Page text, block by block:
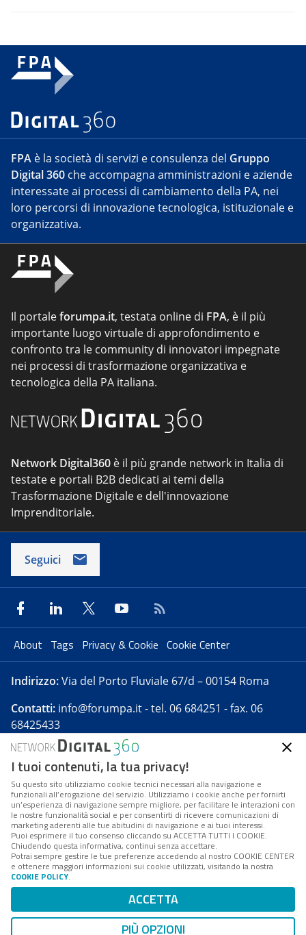
FPA è la società di servizi e consulenza del Gruppo
Digital 360 che accompagna amministrazioni e aziende
interessate ai processi di cambiamento della PA, nei
loro percorsi di innovazione tecnologica, istituzionale e
organizzativa.
Il portaleforumpa.it, testata online di FPA, è il più
importante luogo virtuale di approfondimento e
confronto tra le community di innovatori impegnate
nei processi di trasformazione organizzativa e
tecnologica della PA italiana.
Network Digital360 è il più grande network in Italia di
testate e portali B2B dedicati ai temi della
Trasformazione Digitale e dell'innovazione
Imprenditoriale.
Seguici
About Tags Privacy & Cookie Cookie Center
Indirizzo:Via del Porto Fluviale 67/d – 00154 Roma
Contatti: info@forumpa.it- tel. 06 684251 - fax. 06
68425433
Forumpa.itè una pubblicazione telematica iscritta
presso Registro della stampa del Tribunale di Roma -
Reg. n. 182 del 2 maggio 2008 - Direttore resp. Michela
Stentella
FPA s.r.l. è società soggetta a Direzione e
Coordinamento da parte di Digital360 S.p.A. - FPA s.r.l.
è un'azienda certificata per il sistema di management
Codice Fiscale/Partita IVA n. 10693191008 - R.E.A. Roma
n. 1249791. ISP AWS
Mappa del sito
I tuoi contenuti, la tua privacy!
Su questo sito utilizziamo cookie tecnici necessari alla navigazione e
funzionali all’erogazione del servizio. Utilizziamo i cookie anche per fornirti
un’esperienza di navigazione sempre migliore, per facilitare le interazioni con
le nostre funzionalità social e per consentirti di ricevere comunicazioni di
marketing aderenti alle tue abitudini di navigazione e ai tuoi interessi.
Puoi esprimere il tuo consenso cliccando su ACCETTA TUTTI I COOKIE.
Chiudendo questa informativa, continui senza accettare.
Potrai sempre gestire le tue preferenze accedendo al nostro COOKIE CENTER
e ottenere maggiori informazioni sui cookie utilizzati, visitando la nostra
COOKIE POLICY.
ACCETTA
PIÙ OPZIONI